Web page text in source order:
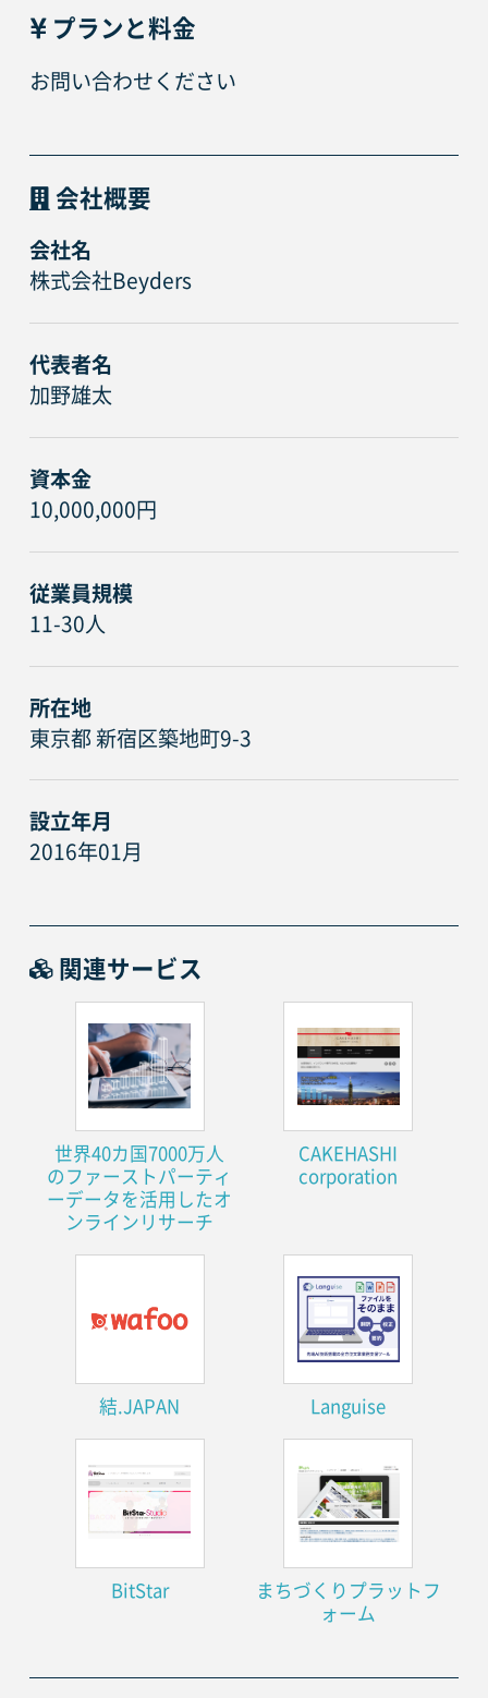
プランと料金
お問い合わせください
会社概要
会社名
株式会社Beyders
代表者名
加野雄太
資本金
10,000,000円
従業員規模
11-30人
所在地
東京都 新宿区築地町9-3
設立年月
2016年01月
関連サービス
世界40カ国7000万人
のファーストパーティ
ーデータを活用したオ
ンラインリサーチ
CAKEHASHI
corporation
結.JAPAN Languise
BitStar
まちづくりプラットフ
ォーム